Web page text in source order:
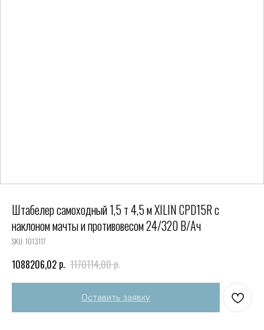
Штабелер самоходный 1,5 т 4,5 м XILIN CPD15R с
наклоном мачты и противовесом 24/320 В/Ач
SKU:1013117
1088206,02 р. 1170114,00р.
Оставить заявку